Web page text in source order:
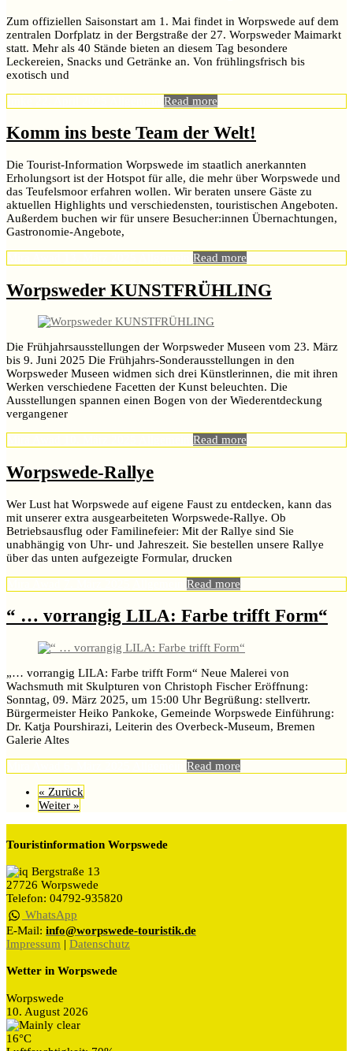
Zum offiziellen Saisonstart am 1. Mai findet in Worpswede auf dem
zentralen Dorfplatz in der Bergstraße der 27. Worpsweder Maimarkt
statt. Mehr als 40 Stände bieten an diesem Tag besondere
Leckereien, Snacks und Getränke an. Von frühlingsfrisch bis
exotisch und
Read more
Komm ins beste Team der Welt!
Die Tourist-Information Worpswede im staatlich anerkannten
Erholungsort ist der Hotspot für alle, die mehr über Worpswede und
das Teufelsmoor erfahren wollen. Wir beraten unsere Gäste zu
aktuellen Highlights und verschiedensten, touristischen Angeboten.
Außerdem buchen wir für unsere Besucher:innen Übernachtungen,
Gastronomie-Angebote,
Read more
Worpsweder KUNSTFRÜHLING
Die Frühjahrsausstellungen der Worpsweder Museen vom 23. März
bis 9. Juni 2025 Die Frühjahrs-Sonderausstellungen in den
Worpsweder Museen widmen sich drei Künstlerinnen, die mit ihren
Werken verschiedene Facetten der Kunst beleuchten. Die
Ausstellungen spannen einen Bogen von der Wiederentdeckung
vergangener
Read more
Worpswede-Rallye
Wer Lust hat Worpswede auf eigene Faust zu entdecken, kann das
mit unserer extra ausgearbeiteten Worpswede-Rallye. Ob
Betriebsausflug oder Familinefeier: Mit der Rallye sind Sie
unabhängig von Uhr- und Jahreszeit. Sie bestellen unsere Rallye
über das unten aufgezeigte Formular, drucken
Read more
“ … vorrangig LILA: Farbe trifft Form“
„… vorrangig LILA: Farbe trifft Form“ Neue Malerei von
Wachsmuth mit Skulpturen von Christoph Fischer Eröffnung:
Sonntag, 09. März 2025, um 15:00 Uhr Begrüßung: stellvertr.
Bürgermeister Heiko Pankoke, Gemeinde Worpswede Einführung:
Dr. Katja Pourshirazi, Leiterin des Overbeck-Museum, Bremen
Galerie Altes
Read more
« Zurück
Weiter »
Touristinformation Worpswede
Bergstraße 13
27726 Worpswede
Telefon: 04792-935820
WhatsApp
E-Mail: info@worpswede-touristik.de
Impressum | Datenschutz
Wetter in Worpswede
Worpswede
10. August 2026
16°C